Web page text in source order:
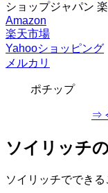
ショップジャパン
Amazon
楽天市場
Yahooショッピング
メルカリ
ポチップ
⇒
ソイリッチ
ソイリッチでできる